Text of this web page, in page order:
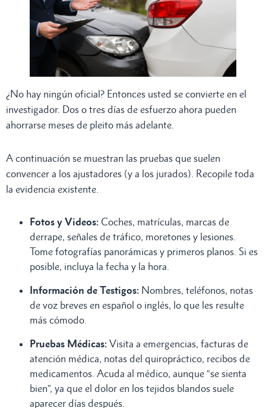
¿No hay ningún oficial? Entonces usted se convierte en el
investigador. Dos o tres días de esfuerzo ahora pueden
ahorrarse meses de pleito más adelante.
A continuación se muestran las pruebas que suelen
convencer a los ajustadores (y a los jurados). Recopile toda
la evidencia existente.
Fotos y Videos: Coches, matrículas, marcas de
derrape, señales de tráfico, moretones y lesiones.
Tome fotografías panorámicas y primeros planos. Si es
posible, incluya la fecha y la hora.
Información de Testigos: Nombres, teléfonos, notas
de voz breves en español o inglés, lo que les resulte
más cómodo.
Pruebas Médicas: Visita a emergencias, facturas de
atención médica, notas del quiropráctico, recibos de
medicamentos. Acuda al médico, aunque “se sienta
bien”, ya que el dolor en los tejidos blandos suele
aparecer días después.